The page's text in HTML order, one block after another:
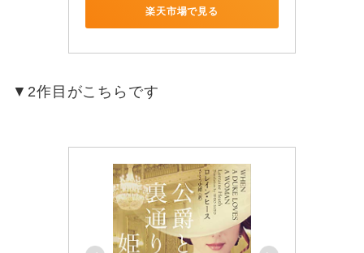
楽天市場で見る
▼2作目がこちらです